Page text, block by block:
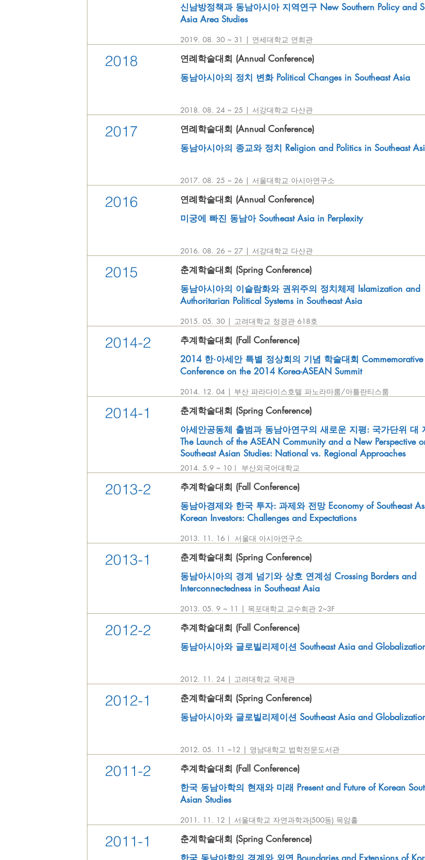
신남방정책과 동남아시아 지역연구 New Southern Policy and
Asia Area Studies
2019. 08. 30 ~ 31 | 연세대학교 연희관
2018
연례학술대회 (Annual Conference)
동남아시아의 정치 변화 Political Changes in Southeast Asia
2018. 08. 24 ~ 25 | 서강대학교 다산관
2017
연례학술대회 (Annual Conference)
동남아시아의 종교와 정치 Religion and Politics in Southeast
2017. 08. 25 ~ 26 | 서울대학교 아시아연구소
2016
연례학술대회 (Annual Conference)
미궁에 빠진 동남아 Southeast Asia in Perplexity
2016. 08. 26 ~ 27 | 서강대학교 다산관
2015
춘계학술대회 (Spring Conference)
동남아시아의 이슬람화와 권위주의 정치체제 Islamization and
Authoritarian Political Systems in Southeast Asia
2015. 05. 30 | 고려대학교 정경관 618호
2014-2
추계학술대회 (Fall Conference)
2014 한·아세안 특별 정상회의 기념 학술대회
Conference on the 2014 Korea-ASEAN Summit
2014. 12. 04 | 부산 파라다이스호텔 파노라마룸/아틀란티스룸
2014-1
춘계학술대회 (Spring Conference)
아세안공동체 출범과 동남아연구의 새로운 지평: 국가단위 대
The Launch of the ASEAN Community and a New Perspective
Southeast Asian Studies: National vs. Regional Approaches
2014. 5.9 ~ 10ㅣ 부산외국어대학교
2013-2
추계학술대회 (Fall Conference)
동남아경제와 한국 투자: 과제와 전망 Economy of Southeast
Korean Investors: Challenges and Expectations
2013. 11. 16ㅣ 서울대 아시아연구소
2013-1
춘계학술대회 (Spring Conference)
동남아시아의 경계 넘기와 상호 연계성 Crossing Borders and
Interconnectedness in Southeast Asia
2013. 05. 9 ~ 11 | 목포대학교 교수회관 2~3F
2012-2
추계학술대회 (Fall Conference)
동남아시아와 글로빌리제이션 Southeast Asia and
2012. 11. 24 | 고려대학교 국제관
2012-1
춘계학술대회 (Spring Conference)
동남아시아와 글로빌리제이션 Southeast Asia and
2012. 05. 11 ~12 | 영남대학교 법학전문도서관
2011-2
추계학술대회 (Fall Conference)
한국 동남아학의 현재와 미래 Present and Future of Korean
Asian Studies
2011. 11. 12 | 서울대학교 자연과학과(500동) 목암홀
2011-1
춘계학술대회 (Spring Conference)
한국 동남아학의 경계와 외연 Boundaries and Extensions of